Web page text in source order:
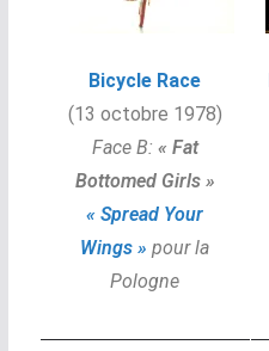
Bicycle Race
(13 octobre 1978)
Face B: « Fat
Bottomed Girls »
« Spread Your
Wings »pour la
Pologne